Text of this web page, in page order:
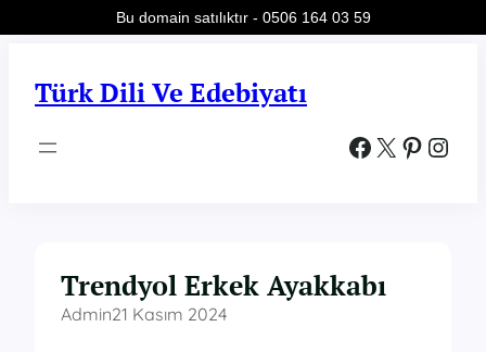
Türk Dili Ve Edebiyatı
Facebook X Pinterest Instagram
Trendyol Erkek Ayakkabı
Admin21 Kasım 2024
Bu domain satılıktır - 0506 164 03 59